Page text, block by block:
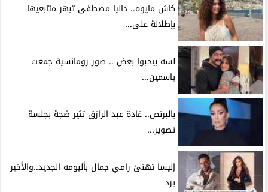
كاش مايوه.. داليا مصطفى تبهر متابعيها
بإطلالة على...
لسه بيحبوا بعض .. صور رومانسية جمعت
ياسمين...
بالبرنص.. غادة عبد الرازق تثير ضجة بجلسة
تصوير...
إليسا تهنئ رامي جمال بألبومه الجديد..والأخير
يرد